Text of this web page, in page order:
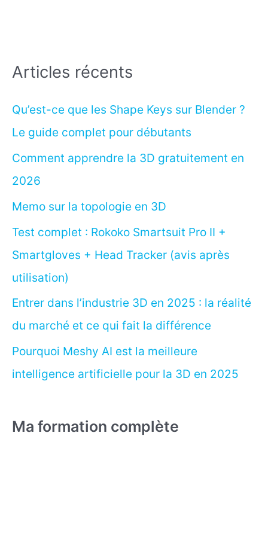
Articles récents
Qu’est-ce que les Shape Keys sur Blender ?
Le guide complet pour débutants
Comment apprendre la 3D gratuitement en
2026
Memo sur la topologie en 3D
Test complet : Rokoko Smartsuit Pro II +
Smartgloves + Head Tracker (avis après
utilisation)
Entrer dans l’industrie 3D en 2025 : la réalité
du marché et ce qui fait la différence
Pourquoi Meshy AI est la meilleure
intelligence artificielle pour la 3D en 2025
Ma formation complète